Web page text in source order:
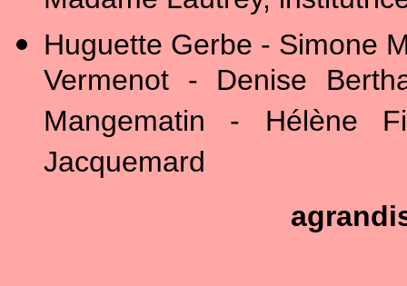
Huguette Gerbe - Simone
Vermenot - Denise
Mangematin - Hélène
Jacquemard